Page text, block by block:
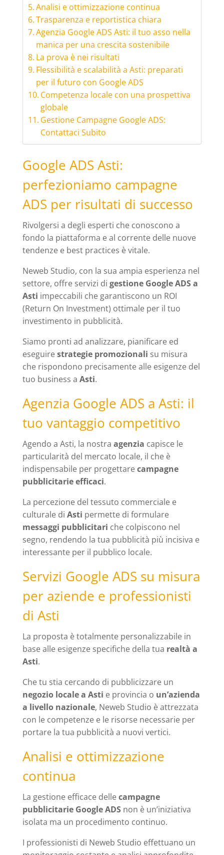
Analisi e ottimizzazione continua
Trasparenza e reportistica chiara
Agenzia Google ADS Asti: il tuo asso nella
manica per una crescita sostenibile
La prova è nei risultati
Flessibilità e scalabilità a Asti: preparati
per il futuro con Google ADS
Competenza locale con una prospettiva
globale
Gestione Campagne Google ADS:
Contattaci Subito
Google ADS Asti:
perfezioniamo campagne
ADS per risultati di successo
Rivolgersi a degli esperti che conoscono a
fondo la piattaforma e al corrente delle nuove
tendenze e best practices è vitale.
Neweb Studio, con la sua ampia esperienza nel
settore, offre servizi di gestione Google ADS a
Asti impeccabili che garantiscono un ROI
(Return On Investment) ottimale per il tuo
investimento in pubblicità.
Siamo pronti ad analizzare, pianificare ed
eseguirestrategie promozionali su misura
che rispondono precisamente alle esigenze del
tuo business a Asti.
Agenzia Google ADS a Asti: il
tuo vantaggio competitivo
Agendo a Asti, la nostra agenzia capisce le
particularità del mercato locale, il che è
indispensabile per progettarecampagne
pubblicitarie efficaci.
La percezione del tessuto commerciale e
culturale di Asti permette di formulare
messaggi pubblicitari che colpiscono nel
segno, rendendo la tua pubblicità più incisiva e
interessante per il pubblico locale.
Servizi Google ADS su misura
per aziende e professionisti
di Asti
La proposta è totalmente personalizzabile in
base alle esigenze specifiche della tua realtà a
Asti.
Che tu stia cercando di pubblicizzare un
negozio locale a Asti e provincia o un’azienda
a livello nazionale, Neweb Studio è attrezzata
con le competenze e le risorse necessarie per
portare la tua pubblicità a nuovi vertici.
Analisi e ottimizzazione
continua
La gestione efficace dellecampagne
pubblicitarie Google ADSnon è un’iniziativa
isolata ma un procedimento continuo.
I professionisti di Neweb Studio effettuano un